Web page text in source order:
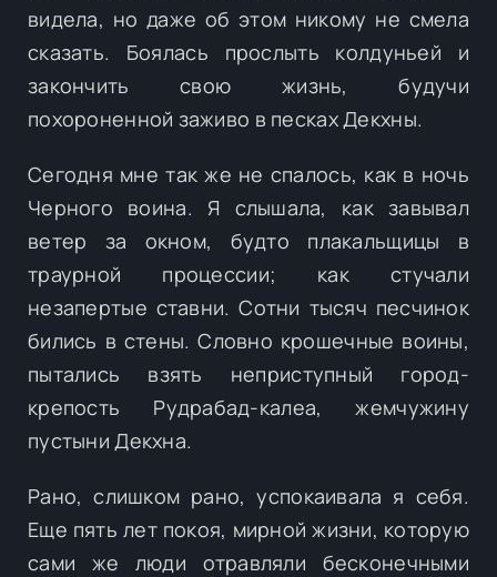
видела, но даже об этом никому не смела
сказать. Боялась прослыть колдуньей и
закончить свою жизнь, будучи
похороненной заживо в песках Декхны.
Сегодня мне так же не спалось, как в ночь
Черного воина. Я слышала, как завывал
ветер за окном, будто плакальщицы в
траурной процессии; как стучали
незапертые ставни. Сотни тысяч песчинок
бились в стены. Словно крошечные воины,
пытались взять неприступный город-
крепость Рудрабад-калеа, жемчужину
пустыни Декхна.
Рано, слишком рано, успокаивала я себя.
Еще пять лет покоя, мирной жизни, которую
сами же люди отравляли бесконечными